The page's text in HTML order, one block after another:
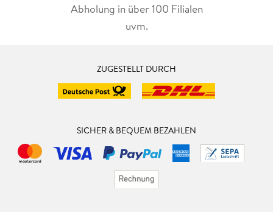
Abholung in über 100 Filialen
uvm.
ZUGESTELLT DURCH
SICHER & BEQUEM BEZAHLEN